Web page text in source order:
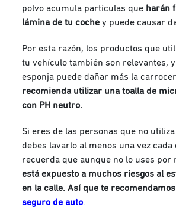
polvo acumula partículas que harán
lámina de tu coche y puede causar
Por esta razón, los productos que
tu vehículo también son relevantes,
esponja puede dañar más la
recomienda utilizar una toalla de
con PH neutro.
Si eres de las personas que no
debes lavarlo al menos una vez cada
recuerda que aunque no lo uses por
está expuesto a muchos riesgos al
en la calle. Así que te
seguro de auto.